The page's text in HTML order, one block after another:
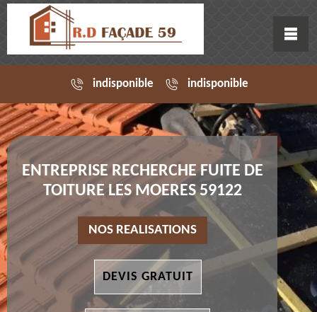
indisponible indisponible
ENTREPRISE RECHERCHE FUITE DE
TOITURE LES MOERES 59122
NOS REALISATIONS
DEVIS GRATUIT